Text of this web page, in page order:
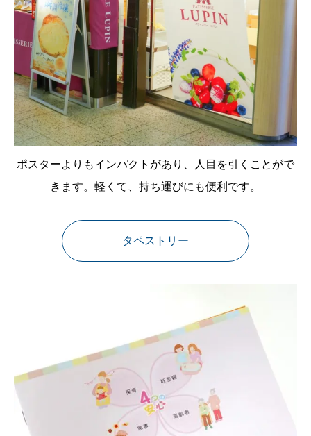
ポスターよりもインパクトがあり、人目を引くことがで
きます。軽くて、持ち運びにも便利です。
タペストリー